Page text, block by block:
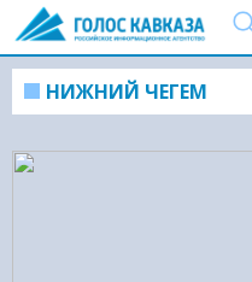
НИЖНИЙ ЧЕГЕМ